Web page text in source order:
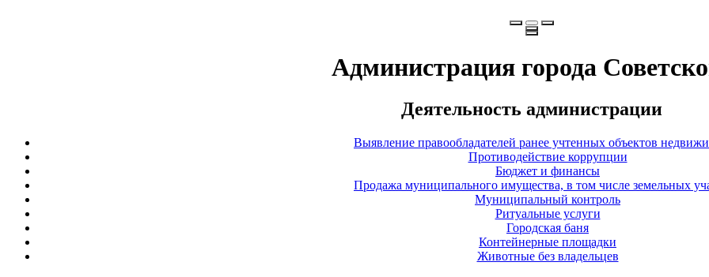
Администрация города
Деятельность администрации
Выявление правообладателей ранее учтенных объектов
Противодействие коррупции
Бюджет и финансы
Продажа муниципального имущества, в том числе земельных
Муниципальный контроль
Ритуальные услуги
Городская баня
Контейнерные площадки
Животные без владельцев